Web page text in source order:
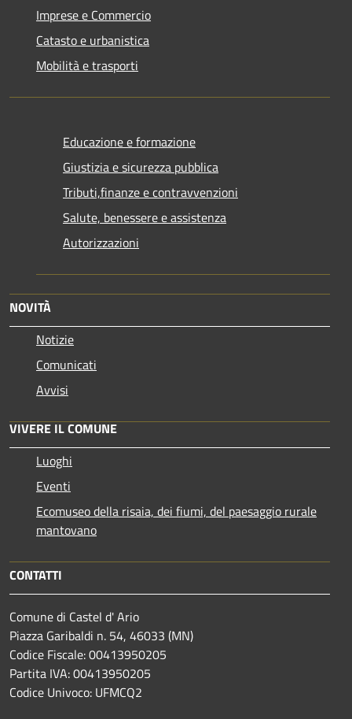
Imprese e Commercio
Catasto e urbanistica
Mobilità e trasporti
Educazione e formazione
Giustizia e sicurezza pubblica
Tributi,finanze e contravvenzioni
Salute, benessere e assistenza
Autorizzazioni
NOVITÀ
Notizie
Comunicati
Avvisi
VIVERE IL COMUNE
Luoghi
Eventi
Ecomuseo della risaia, dei fiumi, del paesaggio rurale
mantovano
CONTATTI
Comune di Castel d' Ario
Piazza Garibaldi n. 54, 46033 (MN)
Codice Fiscale: 00413950205
Partita IVA: 00413950205
Codice Univoco: UFMCQ2